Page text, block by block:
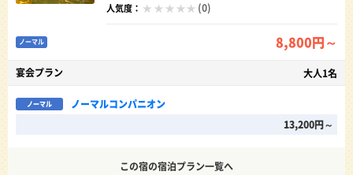
人気度：
(0)
ノーマル 8,800円～
宴会プラン 大人1名
ノーマル
ノーマルコンパニオン
13,200円～
この宿の宿泊プラン一覧へ